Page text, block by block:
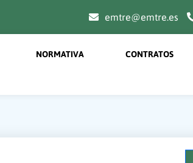
emtre@emtre.es
NORMATIVA CONTRATOS